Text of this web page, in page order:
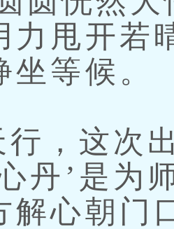
力甩开若
坐等候。
，这次
丹’是为
解心朝门